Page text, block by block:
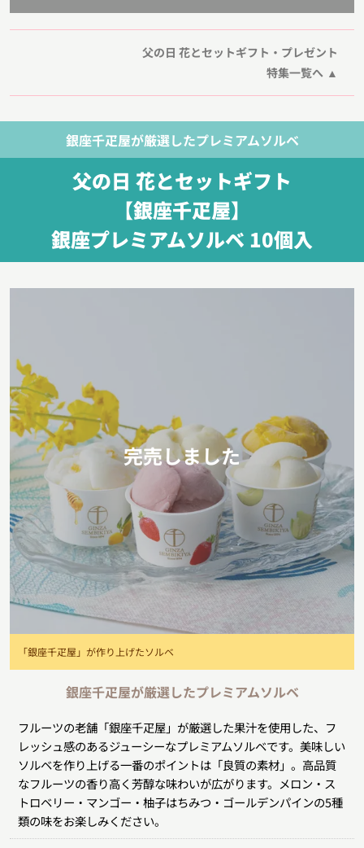
父の日 花とセットギフト・プレゼント
特集一覧へ
銀座千疋屋が厳選したプレミアムソルベ
父の日 花とセットギフト
【銀座千疋屋】
銀座プレミアムソルベ 10個入
「銀座千疋屋」が作り上げたソルベ
完売しました
銀座千疋屋が厳選したプレミアムソルベ
フルーツの老舗「銀座千疋屋」が厳選した果汁を使用した、フ
レッシュ感のあるジューシーなプレミアムソルベです。美味しい
ソルベを作り上げる一番のポイントは「良質の素材」。高品質
なフルーツの香り高く芳醇な味わいが広がります。メロン・ス
トロベリー・マンゴー・柚子はちみつ・ゴールデンパインの5種
類の味をお楽しみください。